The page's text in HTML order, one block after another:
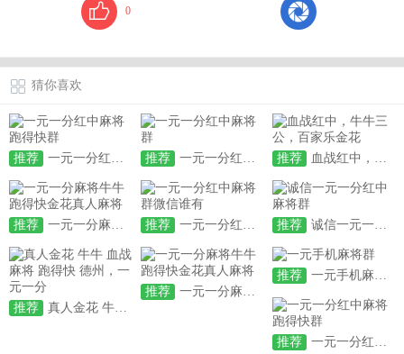
0
猜你喜欢
推荐 一元一分红中麻将跑得快群 推荐 一元一分红中麻将群 推荐 血战红中，牛牛三公，百家乐金花
推荐 一元一分麻将牛牛跑得快金花真人麻将 推荐 一元一分红中麻将群微信谁有 推荐 诚信一元一分红中麻将群
推荐 真人金花 牛牛 血战麻将 跑得快 德州，一元一分
推荐 一元一分麻将牛牛跑得快金花真人麻将
推荐 一元手机麻将群
推荐 一元一分红中麻将跑得快群